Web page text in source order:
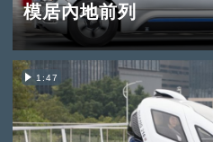
模居內地前列
1:47